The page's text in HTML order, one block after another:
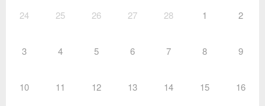
24 25 26 27 28 1 2
3 4 5 6 7 8 9
10 11 12 13 14 15 16